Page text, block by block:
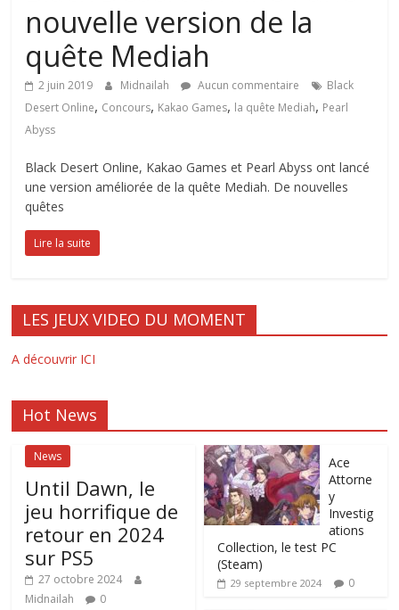
nouvelle version de la
quête Mediah
2 juin 2019 Midnailah Aucun commentaire
Black
Desert Online, Concours, Kakao Games, la quête Mediah, Pearl
Abyss
Black Desert Online, Kakao Games et Pearl Abyss ont lancé
une version améliorée de la quête Mediah. De nouvelles
quêtes
Lire la suite
LES JEUX VIDEO DU MOMENT
A découvrir ICI
Hot News
News
Until Dawn, le
jeu horrifique de
retour en 2024
sur PS5
27 octobre 2024
Midnailah
0
Ace
Attorne
y
Investig
ations
Collection, le test PC
(Steam)
29 septembre 2024 0